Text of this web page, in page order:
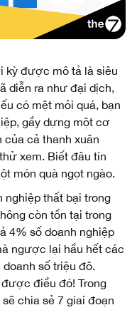
kỳ được mô tả là siêu
diễn ra như đại dịch,
có mệt mỏi quá, bạn
gầy dựng một cơ
của cả thanh xuân
xem. Biết đâu tín
món quà ngọt ngào.
nghiệp thất bại trong
còn tồn tại trong
4% số doanh nghiệp
ngược lại hầu hết các
số triệu đô.
điều đó! Trong
chia sẻ 7 giai đoạn